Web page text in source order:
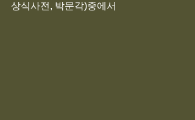
상식사전, 박문각)중에서